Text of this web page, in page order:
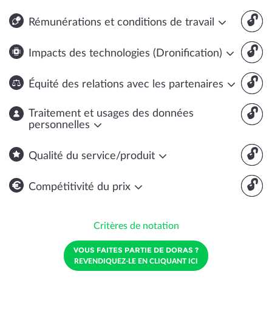
🔓
Rémunérations et conditions de travail
🔓
Impacts des technologies (Dronification)
🔓
Équité des relations avec les partenaires
🔓
Traitement et usages des données
personnelles
🔓
Qualité du service/produit
🔓
Compétitivité du prix
Critères de notation
VOUS FAITES PARTIE DE DORAS ?
REVENDIQUEZ-LE EN CLIQUANT ICI